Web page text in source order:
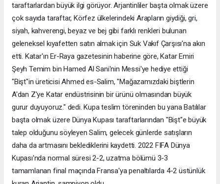
taraftarlardan büyük ilgi görüyor. Arjantinliler başta olmak üzere
çok sayıda taraftar, Körfez ülkelerindeki Arapların giydiği, gri,
siyah, kahverengi, beyaz ve bej gibi farklı renkleri bulunan
geleneksel kıyafetten satın almak için Suk Vakıf Çarşısı'na akın
etti. Katar'ın Er-Raya gazetesinin haberine göre, Katar Emiri
Şeyh Temim bin Hamed Al Sani'nin Messi'ye hediye ettiği
"Bişt"in üreticisi Ahmed es-Salim, "Mağazamızdaki biştlerin
A'dan Z'ye Katar endüstrisinin bir ürünü olmasından büyük
gurur duyuyoruz." dedi. Kupa teslim töreninden bu yana Batılılar
başta olmak üzere Dünya Kupası taraftarlarından "Bişt"e büyük
talep olduğunu söyleyen Salim, gelecek günlerde satışların
daha da artmasını beklediklerini kaydetti. 2022 FIFA Dünya
Kupası'nda normal süresi 2-2, uzatma bölümü 3-3
tamamlanan final maçında Fransa'ya penaltılarda 4-2 üstünlük